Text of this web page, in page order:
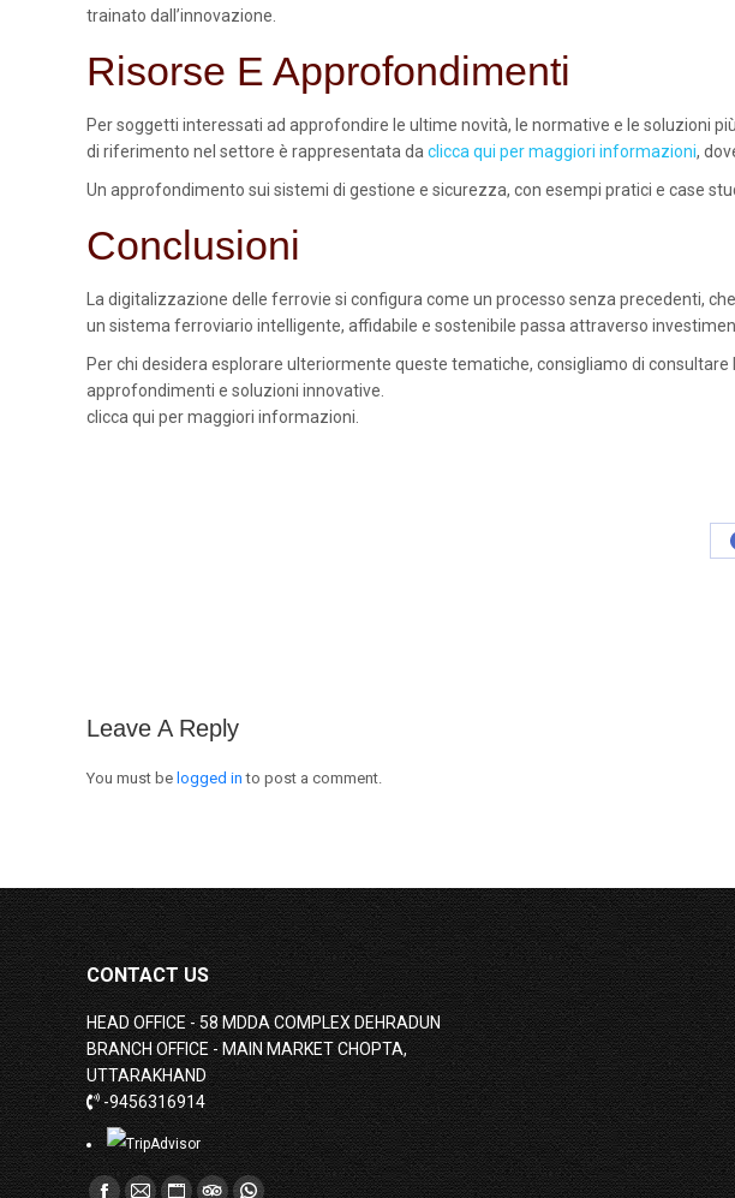
trainato dall’innovazione.
Risorse E Approfondimenti
Per soggetti interessati ad approfondire le ultime novità, le normative e le soluzioni
di riferimento nel settore è rappresentata da clicca qui per maggiori informazioni,
Un approfondimento sui sistemi di gestione e sicurezza, con esempi pratici e case
Conclusioni
La digitalizzazione delle ferrovie si configura come un processo senza precedenti,
un sistema ferroviario intelligente, affidabile e sostenibile passa attraverso
Per chi desidera esplorare ulteriormente queste tematiche, consigliamo di
approfondimenti e soluzioni innovative.
clicca qui per maggiori informazioni.
Leave A Reply
You must be logged in to post a comment.
CONTACT US
HEAD OFFICE - 58 MDDA COMPLEX DEHRADUN
BRANCH OFFICE - MAIN MARKET CHOPTA,
UTTARAKHAND
-9456316914
Find us on: